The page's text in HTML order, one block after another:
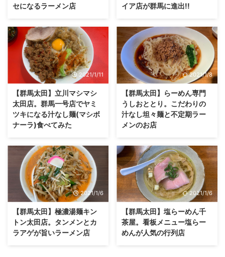
セになるラーメン店
イア店が群馬に進出!!
2021/1/11
【群馬太田】立川マシマシ
太田店。群馬一号店でヤミ
ツキになる汁なし麺(マシボ
ナーラ)食べてみた
2021/1/8
【群馬太田】らーめん専門
うしおととり。こだわりの
汁なし坦々麺と不定期ラー
メンのお店
2021/1/6
【群馬太田】極濃湯麺キン
トン太田店。タンメンとカ
ラアゲが旨いラーメン店
2021/1/6
【群馬太田】塩らーめん千
茶屋。看板メニュー塩らー
めんが人気の行列店